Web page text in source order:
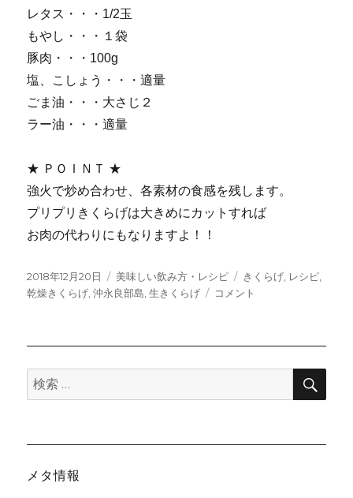
レタス・・・1/2玉
もやし・・・１袋
豚肉・・・100g
塩、こしょう・・・適量
ごま油・・・大さじ２
ラー油・・・適量
★ ＰＯＩＮＴ ★
強火で炒め合わせ、各素材の食感を残します。
プリプリきくらげは大きめにカットすれば
お肉の代わりにもなりますよ！！
投
稿
2018年12月20日
カ
テ
美味しい飲み方・レシピ
タ
グ
きくらげ, レシピ,
乾燥きくらげ,沖永良部島,生きくらげ
き
シ
コメント
検
索:
検
メタ情報